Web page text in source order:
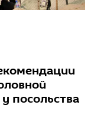
посольства